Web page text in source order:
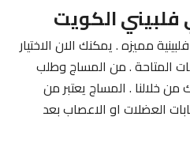
الكويت
مميزه . يمكنك الان الاختيار
المتاحة . من المساج وطلب
من خلالنا . المساج يعتبر من
العضلات او الاعصاب بعد